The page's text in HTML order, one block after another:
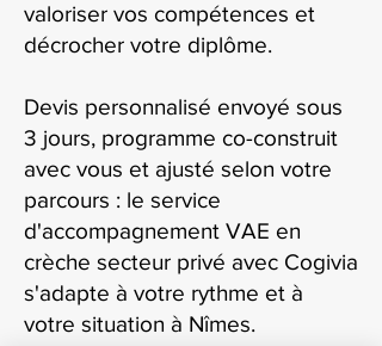
valoriser vos compétences et
décrocher votre diplôme.
Devis personnalisé envoyé sous
3 jours, programme co-construit
avec vous et ajusté selon votre
parcours : le service
d'accompagnement VAE en
crèche secteur privé avec Cogivia
s'adapte à votre rythme et à
votre situation à Nîmes.